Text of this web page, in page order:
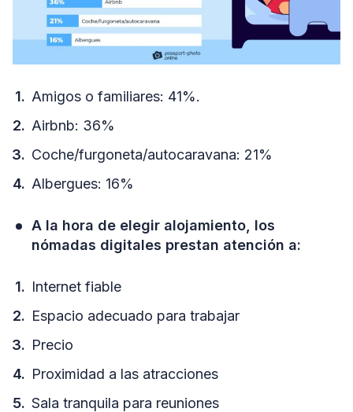
Amigos o familiares: 41%.
Airbnb: 36%
Coche/furgoneta/autocaravana: 21%
Albergues: 16%
A la hora de elegir alojamiento, los
nómadas digitales prestan atención a:
Internet fiable
Espacio adecuado para trabajar
Precio
Proximidad a las atracciones
Sala tranquila para reuniones